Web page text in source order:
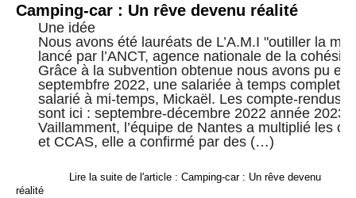
Camping-car : Un rêve devenu réalité
Une idée
Nous avons été lauréats de L’A.M.I "outiller la
lancé par l’ANCT, agence nationale de la
Grâce à la subvention obtenue nous avons pu
septembfre 2022, une salariée à temps complet ,
salarié à mi-temps, Mickaël. Les compte-rendus
sont ici : septembre-décembre 2022 année 2023
Vaillamment, l’équipe de Nantes a multiplié les
et CCAS, elle a confirmé par des (…)
Lire la suite de l'article : Camping-car : Un rêve devenu
réalité